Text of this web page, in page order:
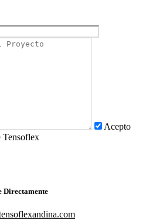
Acepto
Tensoflex
Directamente